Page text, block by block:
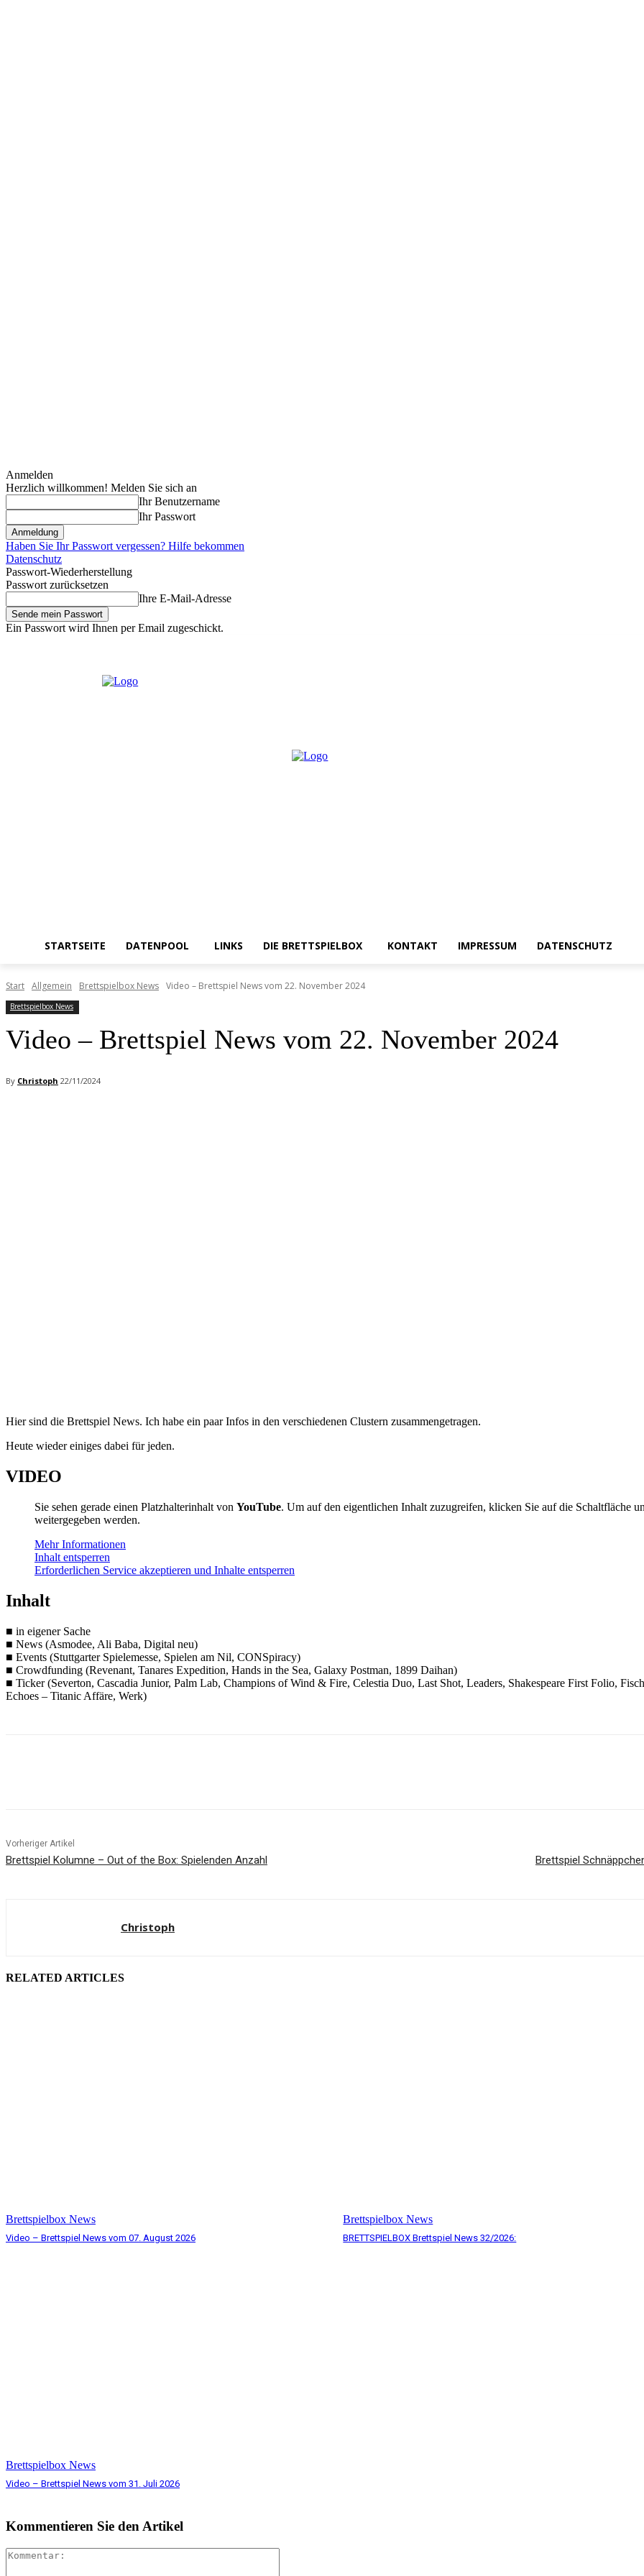
Anmelden
Herzlich willkommen! Melden Sie sich an
Ihr Benutzername
Ihr Passwort
Haben Sie Ihr Passwort vergessen? Hilfe bekommen
Datenschutz
Passwort-Wiederherstellung
Passwort zurücksetzen
Ihre E-Mail-Adresse
Ein Passwort wird Ihnen per Email zugeschickt.
STARTSEITE DATENPOOL LINKS DIE BRETTSPIELBOX KONTAKT IMPRESSUM DATENSCHUTZ
Start Allgemein Brettspielbox News Video – Brettspiel News vom 22. November 2024
Brettspielbox News
Video – Brettspiel News vom 22. November 2024
By Christoph 22/11/2024
Hier sind die Brettspiel News. Ich habe ein paar Infos in den verschiedenen Clustern zusammengetragen.
Heute wieder einiges dabei für jeden.
VIDEO
Sie sehen gerade einen Platzhalterinhalt von YouTube. Um auf den eigentlichen Inhalt zuzugreifen, klicken Sie auf die Schaltfläche
weitergegeben werden.
Mehr Informationen
Inhalt entsperren
Erforderlichen Service akzeptieren und Inhalte entsperren
Inhalt
■ in eigener Sache
■ News (Asmodee, Ali Baba, Digital neu)
■ Events (Stuttgarter Spielemesse, Spielen am Nil, CONSpiracy)
■ Crowdfunding (Revenant, Tanares Expedition, Hands in the Sea, Galaxy Postman, 1899 Daihan)
■ Ticker (Severton, Cascadia Junior, Palm Lab, Champions of Wind & Fire, Celestia Duo, Last Shot, Leaders, Shakespeare First Folio,
Echoes – Titanic Affäre, Werk)
Vorheriger Artikel
Brettspiel Kolumne – Out of the Box: Spielenden Anzahl Brettspiel
Christoph
RELATED ARTICLES
Brettspielbox News
Video – Brettspiel News vom 07. August 2026
Brettspielbox News
BRETTSPIELBOX Brettspiel News 32/2026:
Brettspielbox News
Video – Brettspiel News vom 31. Juli 2026
Kommentieren Sie den Artikel